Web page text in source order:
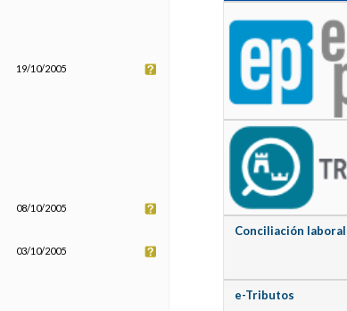
19/10/2005
08/10/2005
03/10/2005
Conciliación laboral
e-Tributos